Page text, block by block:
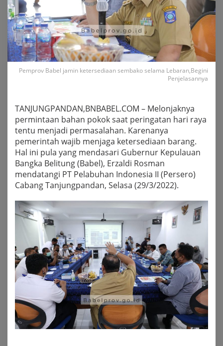
Pemprov Babel jamin ketersediaan sembako selama Lebaran,Begini
Penjelasannya
TANJUNGPANDAN,BNBABEL.COM – Melonjaknya
permintaan bahan pokok saat peringatan hari raya
tentu menjadi permasalahan. Karenanya
pemerintah wajib menjaga ketersediaan barang.
Hal ini pula yang mendasari Gubernur Kepulauan
Bangka Belitung (Babel), Erzaldi Rosman
mendatangi PT Pelabuhan Indonesia II (Persero)
Cabang Tanjungpandan, Selasa (29/3/2022).